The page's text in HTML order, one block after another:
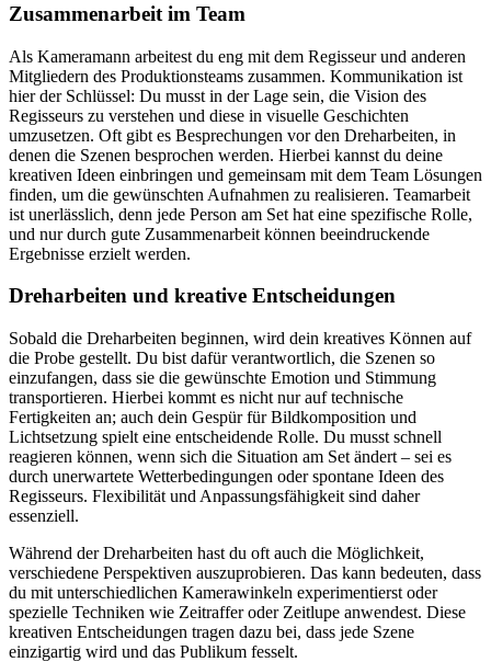
Zusammenarbeit im Team
Als Kameramann arbeitest du eng mit dem Regisseur und anderen
Mitgliedern des Produktionsteams zusammen. Kommunikation ist
hier der Schlüssel: Du musst in der Lage sein, die Vision des
Regisseurs zu verstehen und diese in visuelle Geschichten
umzusetzen. Oft gibt es Besprechungen vor den Dreharbeiten, in
denen die Szenen besprochen werden. Hierbei kannst du deine
kreativen Ideen einbringen und gemeinsam mit dem Team Lösungen
finden, um die gewünschten Aufnahmen zu realisieren. Teamarbeit
ist unerlässlich, denn jede Person am Set hat eine spezifische Rolle,
und nur durch gute Zusammenarbeit können beeindruckende
Ergebnisse erzielt werden.
Dreharbeiten und kreative Entscheidungen
Sobald die Dreharbeiten beginnen, wird dein kreatives Können auf
die Probe gestellt. Du bist dafür verantwortlich, die Szenen so
einzufangen, dass sie die gewünschte Emotion und Stimmung
transportieren. Hierbei kommt es nicht nur auf technische
Fertigkeiten an; auch dein Gespür für Bildkomposition und
Lichtsetzung spielt eine entscheidende Rolle. Du musst schnell
reagieren können, wenn sich die Situation am Set ändert – sei es
durch unerwartete Wetterbedingungen oder spontane Ideen des
Regisseurs. Flexibilität und Anpassungsfähigkeit sind daher
essenziell.
Während der Dreharbeiten hast du oft auch die Möglichkeit,
verschiedene Perspektiven auszuprobieren. Das kann bedeuten, dass
du mit unterschiedlichen Kamerawinkeln experimentierst oder
spezielle Techniken wie Zeitraffer oder Zeitlupe anwendest. Diese
kreativen Entscheidungen tragen dazu bei, dass jede Szene
einzigartig wird und das Publikum fesselt.